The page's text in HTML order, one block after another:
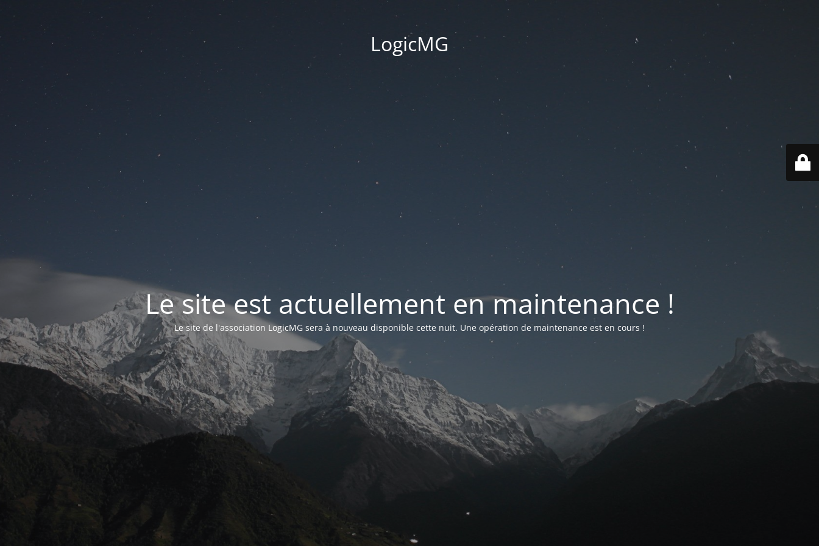
LogicMG
Le site est actuellement en maintenance !
Le site de l'association LogicMG sera à nouveau disponible cette nuit. Une opération de maintenance est en cours !